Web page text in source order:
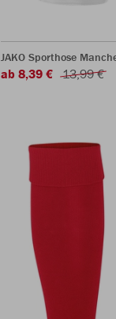
JAKO Sporthose
ab 8,39 € 13,99 €